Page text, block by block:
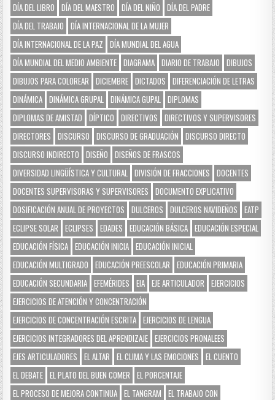
DÍA DEL LIBRO DÍA DEL MAESTRO DÍA DEL NIÑO
DÍA DEL PADRE
DÍA DEL TRABAJO
DÍA INTERNACIONAL DE LA MUJER
DÍA INTERNACIONAL DE LA PAZ
DÍA MUNDIAL DEL AGUA
DÍA MUNDIAL DEL MEDIO AMBIENTE DIAGRAMA DIARIO DE TRABAJO
DIBUJOS
DIBUJOS PARA COLOREAR
DICIEMBRE DICTADOS
DIFERENCIACIÓN DE LETRAS
DINÁMICA DINÁMICA GRUPAL DINÁMICA GUPAL
DIPLOMAS
DIPLOMAS DE AMISTAD
DÍPTICO DIRECTIVOS
DIRECTIVOS Y SUPERVISORES
DIRECTORES
DISCURSO DISCURSO DE GRADUACIÓN
DISCURSO DIRECTO
DISCURSO INDIRECTO
DISEÑO
DISEÑOS DE FRASCOS
DIVERSIDAD LINGÜÍSTICA Y CULTURAL
DIVISIÓN DE FRACCIONES
DOCENTES
DOCENTES SUPERVISORAS Y SUPERVISORES
DOCUMENTO EXPLICATIVO
DOSIFICACIÓN ANUAL DE PROYECTOS
DULCEROS DULCEROS NAVIDEÑOS
EATP
ECLIPSE SOLAR
ECLIPSES EDADES EDUCACIÓN BÁSICA EDUCACIÓN ESPECIAL
EDUCACIÓN FÍSICA EDUCACIÓN INICIA EDUCACIÓN INICIAL
EDUCACIÓN MULTIGRADO
EDUCACIÓN PREESCOLAR
EDUCACIÓN PRIMARIA
EDUCACIÓN SECUNDARIA EFEMÉRIDES EIA EJE ARTICULADOR
EJERCICIOS
EJERCICIOS DE ATENCIÓN Y CONCENTRACIÓN
EJERCICIOS DE CONCENTRACIÓN ESCRITA EJERCICIOS DE LENGUA
EJERCICIOS INTEGRADORES DEL APRENDIZAJE EJERCICIOS PRONALEES
EJES ARTICULADORES
EL ALTAR EL CLIMA Y LAS EMOCIONES
EL CUENTO
EL DEBATE EL PLATO DEL BUEN COMER
EL PORCENTAJE
EL PROCESO DE MEJORA CONTINUA EL TANGRAM
EL TRABAJO CON